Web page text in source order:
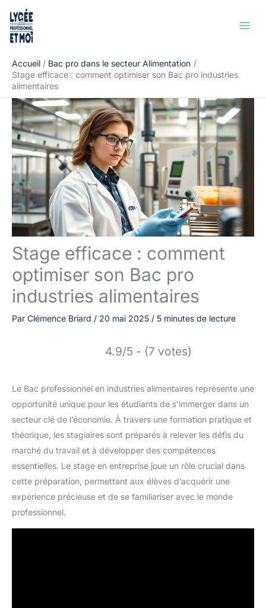
contenu
Accueil
Bac pro dans le secteur Alimentation
Stage efficace : comment optimiser son Bac pro industries
alimentaires
Stage efficace : comment
optimiser son Bac pro
industries alimentaires
Par Clémence Briard / 20 mai 2025 / 5 minutes de lecture
4.9/5 - (7 votes)
Le Bac professionnel en industries alimentaires représente une
opportunité unique pour les étudiants de s’immerger dans un
secteur clé de l’économie. À travers une formation pratique et
théorique, les stagiaires sont préparés à relever les défis du
marché du travail et à développer des compétences
essentielles. Le stage en entreprise joue un rôle crucial dans
cette préparation, permettant aux élèves d’acquérir une
expérience précieuse et de se familiariser avec le monde
professionnel.
Rechercher